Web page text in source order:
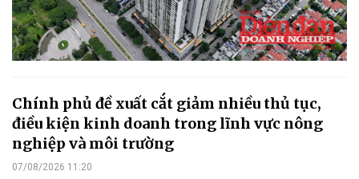
Chính phủ đề xuất cắt giảm nhiều thủ tục,
điều kiện kinh doanh trong lĩnh vực nông
nghiệp và môi trường
07/08/2026 11:20